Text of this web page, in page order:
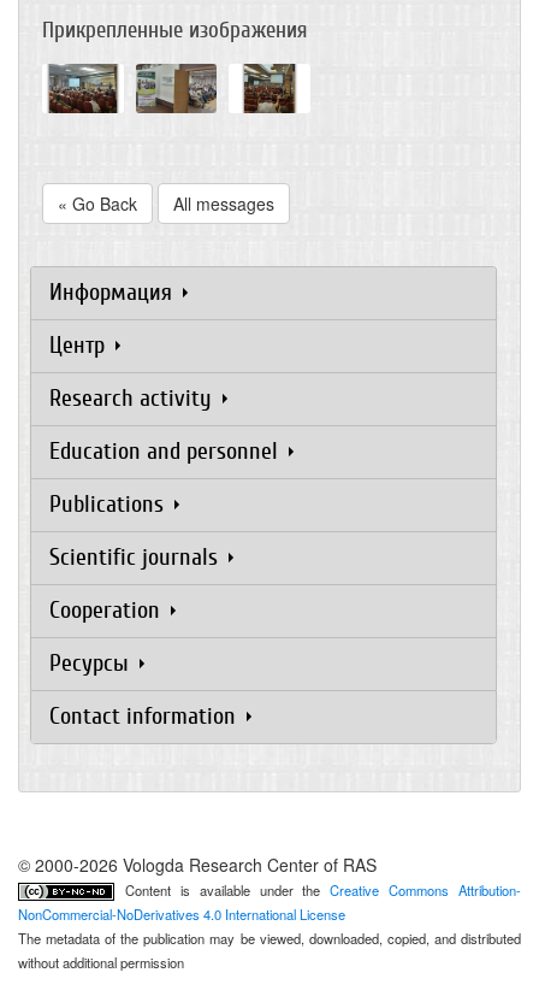
Прикрепленные изображения
« Go Back All messages
Информация
Центр
Research activity
Education and personnel
Publications
Scientific journals
Cooperation
Ресурсы
Contact information
© 2000-2026 Vologda Research Center of RAS
Content is available under theCreative Commons Attribution-
NonCommercial-NoDerivatives 4.0 International License
The metadata of the publication may be viewed, downloaded, copied, and distributed
without additional permission